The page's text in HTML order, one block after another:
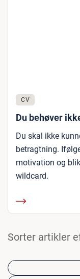
CV
Du behøver
Du skal ikke
betragtning.
motivation og
wildcard.
Sorter artikler